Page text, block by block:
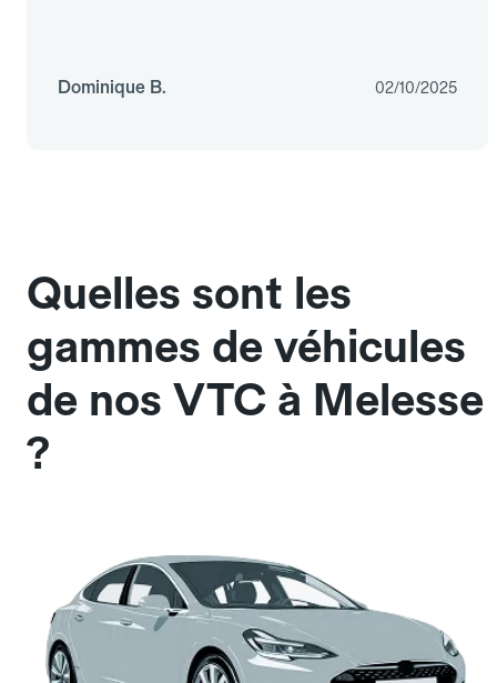
Dominique B. 02/10/2025
Quelles sont les
gammes de véhicules
de nos VTC à Melesse
?